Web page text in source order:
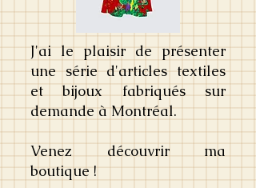
J'ai le plaisir de présenter
une série d'articles textiles
et bijoux fabriqués sur
demande à Montréal.
Venez découvrirma
boutique!